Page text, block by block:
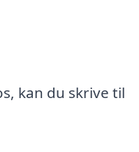
kan du skrive til